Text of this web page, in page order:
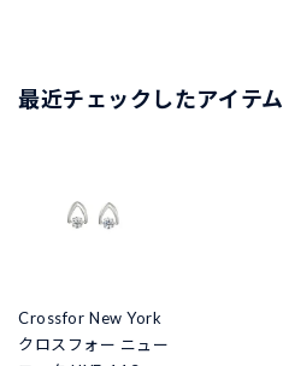
最近チェックしたアイテム
Crossfor New York
クロスフォー ニュー